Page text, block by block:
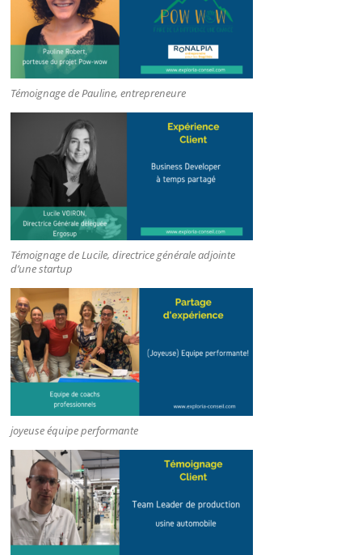
Témoignage de Pauline, entrepreneure
Témoignage de Lucile, directrice générale adjointe
d’une startup
joyeuse équipe performante